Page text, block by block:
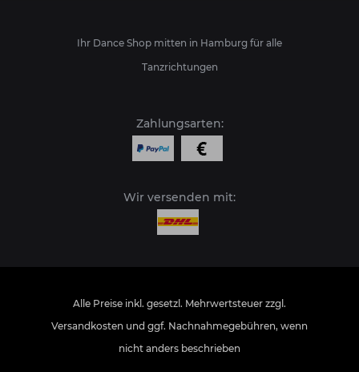
Ihr Dance Shop mitten in Hamburg für alle
Tanzrichtungen
Zahlungsarten:
Wir versenden mit:
Alle Preise inkl. gesetzl. Mehrwertsteuer zzgl.
Versandkosten und ggf. Nachnahmegebühren, wenn
nicht anders beschrieben